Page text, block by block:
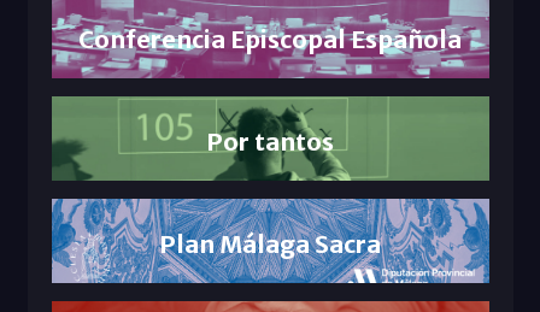
Conferencia Episcopal Española
Por tantos
Plan Málaga Sacra